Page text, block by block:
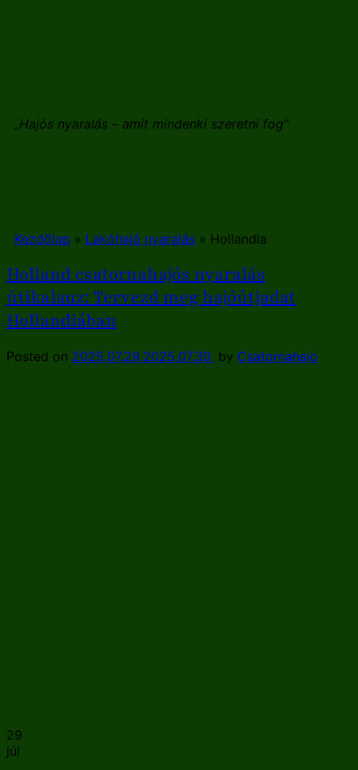
„Hajós nyaralás – amit mindenki szeretni fog”
Kezdőlap » Lakóhajó nyaralás » Hollandia
Holland csatornahajós nyaralás
útikalauz: Tervezd meg hajóútjadat
Hollandiában
Posted on 2025.07.29.2025.07.30. by Csatornahajo
29
júl